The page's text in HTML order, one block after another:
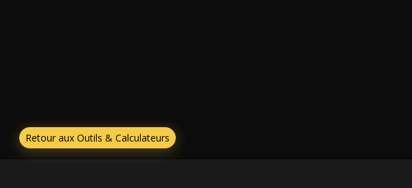
Retour aux Outils & Calculateurs